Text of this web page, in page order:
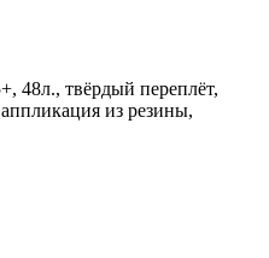
48л., твёрдый переплёт,
из резины,